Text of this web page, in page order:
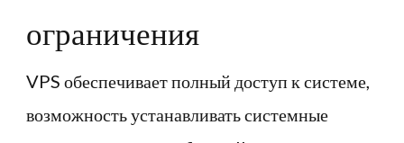
ограничения
VPS обеспечивает полный доступ к системе,
возможность устанавливать системные